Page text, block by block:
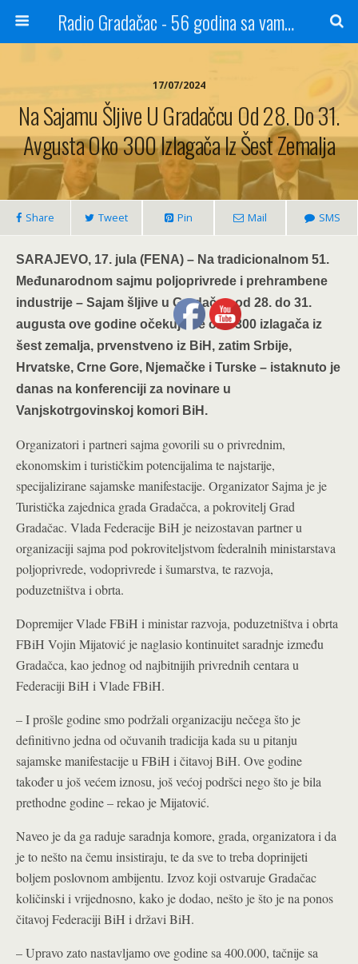
Radio Gradačac - 56 godina sa vama...
17/07/2024
Na Sajamu Šljive U Gradačcu Od 28. Do 31.
Avgusta Oko 300 Izlagača Iz Šest Zemalja
Share Tweet Pin Mail SMS
SARAJEVO, 17. jula (FENA) – Na tradicionalnom 51.
Međunarodnom sajmu poljoprivrede i prehrambene
industrije – Sajam šljive u Gradačcu od 28. do 31.
augusta ove godine očekuje se oko 300 izlagača iz
šest zemalja, prvenstveno iz BiH, zatim Srbije,
Hrvatske, Crne Gore, Njemačke i Turske – istaknuto je
danas na konferenciji za novinare u
Vanjskotrgovinskoj komori BiH.
Organizatori i partneri sajma govorili su o privrednim,
ekonomskim i turističkim potencijalima te najstarije,
specijalizirane sajamske manifestacije. Organizator Sajma je je
Turistička zajednica grada Gradačca, a pokrovitelj Grad
Gradačac. Vlada Federacije BiH je neizostavan partner u
organizaciji sajma pod pokroviteljstvom federalnih ministarstava
poljoprivrede, vodoprivrede i šumarstva, te razvoja,
poduzetništva i obrta.
Dopremijer Vlade FBiH i ministar razvoja, poduzetništva i obrta
FBiH Vojin Mijatović je naglasio kontinuitet saradnje između
Gradačca, kao jednog od najbitnijih privrednih centara u
Federaciji BiH i Vlade FBiH.
– I prošle godine smo podržali organizaciju nečega što je
definitivno jedna od očuvanih tradicija kada su u pitanju
sajamske manifestacije u FBiH i čitavoj BiH. Ove godine
također u još većem iznosu, još većoj podršci nego što je bila
prethodne godine – rekao je Mijatović.
Naveo je da ga raduje saradnja komore, grada, organizatora i da
je to nešto na čemu insistiraju, te da sve to treba doprinijeti
boljem poslovnom ambijentu. Izvoz koji ostvaruje Gradačac
količinski i vrijednosno, kako je dodao, nešto je što je na ponos
čitavoj Federaciji BiH i državi BiH.
– Upravo zato nastavljamo ove godine sa 400.000, tačnije sa